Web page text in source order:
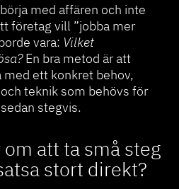
med affären och inte
företag vill ”jobba mer
vara: Vilket
En bra metod är att
med ett konkret behov,
teknik som behövs för
stegvis.
att ta små steg
stort direkt?